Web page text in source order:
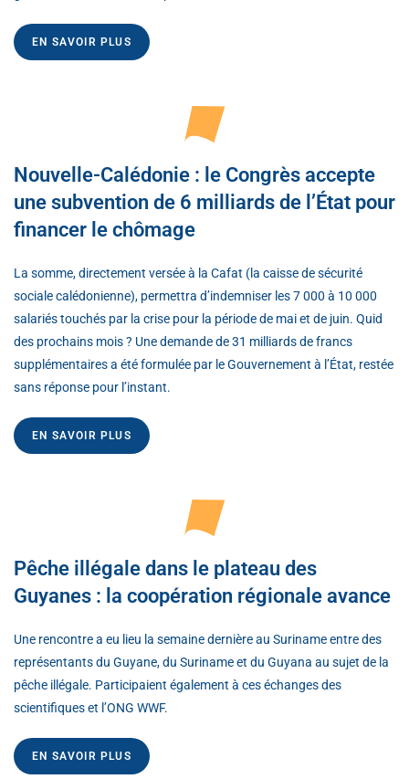
EN SAVOIR PLUS
Nouvelle-Calédonie : le Congrès accepte
une subvention de 6 milliards de l’État pour
financer le chômage
La somme, directement versée à la Cafat (la caisse de sécurité
sociale calédonienne), permettra d’indemniser les 7 000 à 10 000
salariés touchés par la crise pour la période de mai et de juin. Quid
des prochains mois ? Une demande de 31 milliards de francs
supplémentaires a été formulée par le Gouvernement à l’État, restée
sans réponse pour l’instant.
EN SAVOIR PLUS
Pêche illégale dans le plateau des
Guyanes : la coopération régionale avance
Une rencontre a eu lieu la semaine dernière au Suriname entre des
représentants du Guyane, du Suriname et du Guyana au sujet de la
pêche illégale. Participaient également à ces échanges des
scientifiques et l’ONG WWF.
EN SAVOIR PLUS